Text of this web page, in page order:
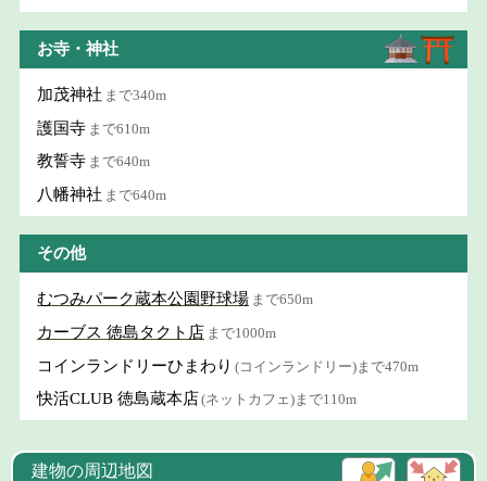
お寺・神社
加茂神社 まで340m
護国寺 まで610m
教誓寺 まで640m
八幡神社 まで640m
その他
むつみパーク蔵本公園野球場 まで650m
カーブス 徳島タクト店 まで1000m
コインランドリーひまわり (コインランドリー)まで470m
快活CLUB 徳島蔵本店(ネットカフェ)まで110m
建物の周辺地図